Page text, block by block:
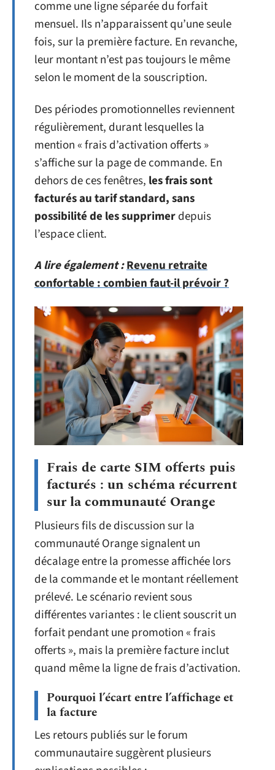
comme une ligne séparée du forfait
mensuel. Ils n’apparaissent qu’une seule
fois, sur la première facture. En revanche,
leur montant n’est pas toujours le même
selon le moment de la souscription.
Des périodes promotionnelles reviennent
régulièrement, durant lesquelles la
mention « frais d’activation offerts »
s’affiche sur la page de commande. En
dehors de ces fenêtres, les frais sont
facturés au tarif standard, sans
possibilité de les supprimerdepuis
l’espace client.
A lire également :Revenu retraite
confortable : combien faut-il prévoir ?
Frais de carte SIM offerts puis
facturés : un schéma récurrent
sur la communauté Orange
Plusieurs fils de discussion sur la
communauté Orange signalent un
décalage entre la promesse affichée lors
de la commande et le montant réellement
prélevé. Le scénario revient sous
différentes variantes : le client souscrit un
forfait pendant une promotion « frais
offerts », mais la première facture inclut
quand même la ligne de frais d’activation.
Pourquoi l’écart entre l’affichage et
la facture
Les retours publiés sur le forum
communautaire suggèrent plusieurs